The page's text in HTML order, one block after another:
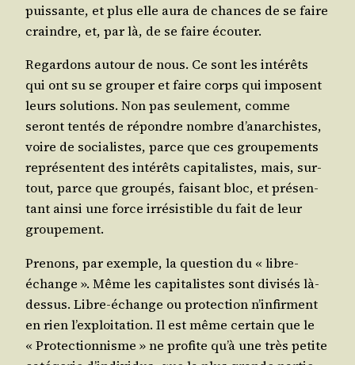
puis­sante, et plus elle aura de chances de se faire
craindre, et, par là, de se faire écouter.
Regar­dons autour de nous. Ce sont les inté­rêts
qui ont su se grou­per et faire corps qui imposent
leurs solu­tions. Non pas seule­ment, comme
seront ten­tés de répondre nombre d’anarchistes,
voire de socia­listes, parce que ces grou­pe­ments
repré­sentent des inté­rêts capi­ta­listes, mais, sur­
tout, parce que grou­pés, fai­sant bloc, et pré­sen­
tant ain­si une force irré­sis­tible du fait de leur
groupement.
Pre­nons, par exemple, la ques­tion du « libre-
échange ». Même les capi­ta­listes sont divi­sés là-
des­sus. Libre-échange ou pro­tec­tion n’infirment
en rien l’exploitation. Il est même cer­tain que le
« Pro­tec­tion­nisme » ne pro­fite qu’à une très petite